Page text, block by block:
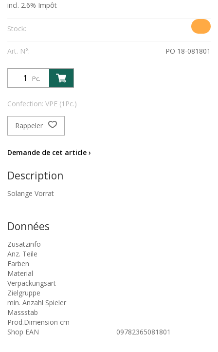
incl. 2.6% Impôt
Stock:
Art. N°: PO 18-081801
Pc.
Confection: VPE (1Pc.)
Rappeler
Demande de cet article ›
Description
Solange Vorrat
Données
Zusatzinfo
Anz. Teile
Farben
Material
Verpackungsart
Zielgruppe
min. Anzahl Spieler
Massstab
Prod.Dimension cm
Shop EAN
09782365081801